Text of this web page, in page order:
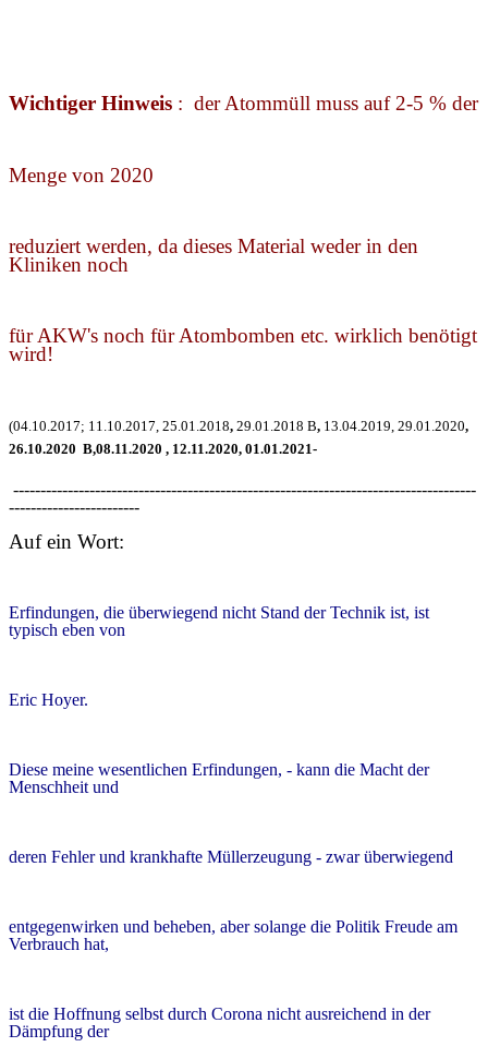
Wichtiger Hinweis : der Atommüll muss auf 2-5 % der
Menge von 2020
reduziert werden, da dieses Material weder in den
Kliniken noch
für AKW's noch für Atombomben etc. wirklich benötigt
wird!
(04.10.2017; 11.10.2017, 25.01.2018, 29.01.2018 B, 13.04.2019, 29.01.2020,
26.10.2020 B,08.11.2020 , 12.11.2020, 01.01.2021-
-------------------------------------------------------------------------------------
------------------------
Auf ein Wort:
Erfindungen, die überwiegend nicht Stand der Technik ist, ist
typisch eben von
Eric Hoyer.
Diese meine wesentlichen Erfindungen, - kann die Macht der
Menschheit und
deren Fehler und krankhafte Müllerzeugung - zwar überwiegend
entgegenwirken und beheben, aber solange die Politik Freude am
Verbrauch hat,
ist die Hoffnung selbst durch Corona nicht ausreichend in der
Dämpfung der